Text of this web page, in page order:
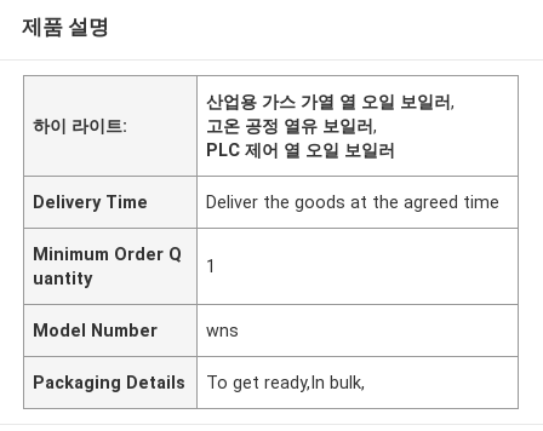
제품 설명
하이 라이트:
산업용 가스 가열 열 오일 보일러,
고온 공정 열유 보일러,
PLC 제어 열 오일 보일러
Delivery Time Deliver the goods at the agreed time
Minimum Order Q
uantity
1
Model Number wns
Packaging Details To get ready,In bulk,